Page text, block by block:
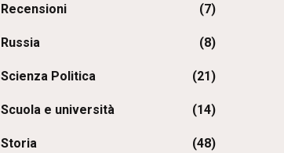
Recensioni (7)
Russia (8)
Scienza Politica (21)
Scuola e università (14)
Storia (48)